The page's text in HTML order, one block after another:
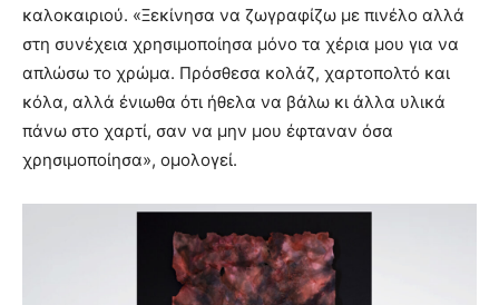
καλοκαιριού. «Ξεκίνησα να ζωγραφίζω με πινέλο αλλά
στη συνέχεια χρησιμοποίησα μόνο τα χέρια μου για να
απλώσω το χρώμα. Πρόσθεσα κολάζ, χαρτοπολτό και
κόλα, αλλά ένιωθα ότι ήθελα να βάλω κι άλλα υλικά
πάνω στο χαρτί, σαν να μην μου έφταναν όσα
χρησιμοποίησα», ομολογεί.